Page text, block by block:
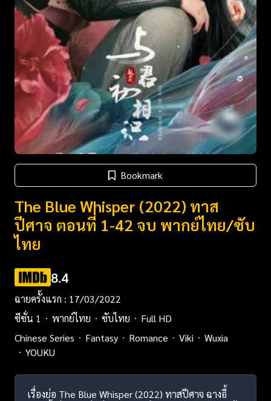
Bookmark
The Blue Whisper (2022) ทาส
ปีศาจ ตอนที่ 1-42 จบ พากย์ไทย/ซับ
ไทย
8.4
ฉายครั้งแรก : 17/03/2022
ซีซั่น 1
พากย์ไทย ซับไทย
Full HD
Chinese Series
Fantasy Romance Viki
Wuxia
YOUKU
เรื่องย่อ The Blue Whisper (2022) ทาสปีศาจ ฉางอี้